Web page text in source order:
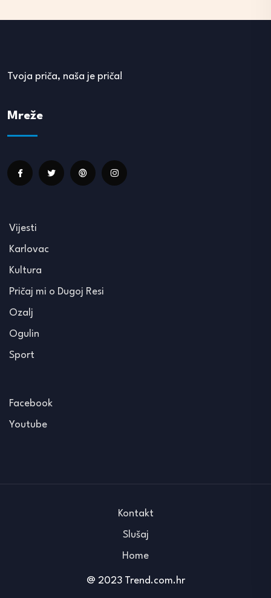
Tvoja priča, naša je priča!
Mreže
Vijesti
Karlovac
Kultura
Pričaj mi o Dugoj Resi
Ozalj
Ogulin
Sport
Facebook
Youtube
@ 2023 Trend.com.hr
Kontakt
Slušaj
Home